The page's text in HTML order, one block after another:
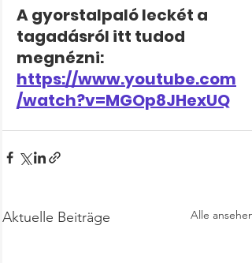
A gyorstalpaló leckét a
tagadásról itt tudod
megnézni:
https://www.youtube.com
/watch?v=MGOp8JHexUQ
Aktuelle Beiträge Alle ansehen